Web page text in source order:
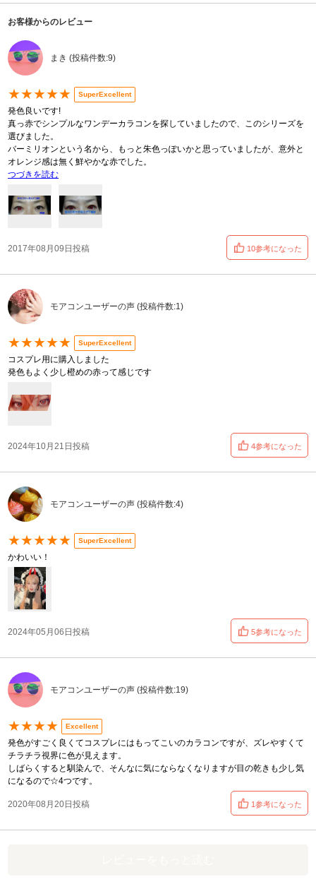
お客様からのレビュー
まき (投稿件数:9)
★★★★★ SuperExcellent
発色良いです!
真っ赤でシンプルなワンデーカラコンを探していましたので、このシリーズを
選びました。
バーミリオンという名から、もっと朱色っぽいかと思っていましたが、意外と
オレンジ感は無く鮮やかな赤でした。
つづきを読む
2017年08月09日投稿 10参考になった
モアコンユーザーの声 (投稿件数:1)
★★★★★ SuperExcellent
コスプレ用に購入しました
発色もよく少し橙めの赤って感じです
2024年10月21日投稿 4参考になった
モアコンユーザーの声 (投稿件数:4)
★★★★★ SuperExcellent
かわいい！
2024年05月06日投稿 5参考になった
モアコンユーザーの声 (投稿件数:19)
★★★★ Excellent
発色がすごく良くてコスプレにはもってこいのカラコンですが、ズレやすくて
チラチラ視界に色が見えます。
しばらくすると馴染んで、そんなに気にならなくなりますが目の乾きも少し気
になるので☆4つです。
2020年08月20日投稿 1参考になった